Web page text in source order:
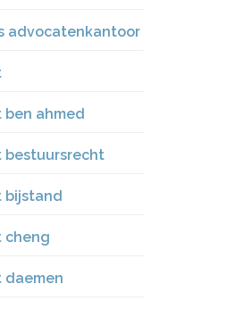
advocatenkantoor
ahmed
bestuursrecht
bijstand
cheng
daemen